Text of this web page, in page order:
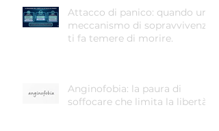
Attacco di panico: quando un
meccanismo di sopravvivenza
ti fa temere di morire.
Anginofobia: la paura di
soffocare che limita la libertà